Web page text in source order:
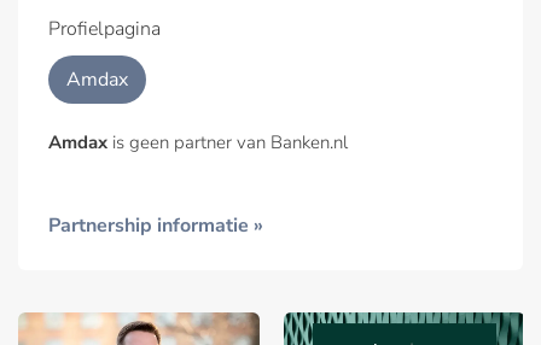
Profielpagina
Amdax
Amdax is geen partner van Banken.nl
Partnership informatie »